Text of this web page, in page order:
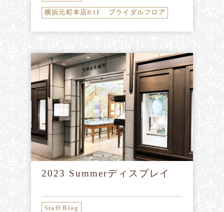
横浜元町本店B1F ブライダルフロア
2023 Summerディスプレイ
Staff Blog